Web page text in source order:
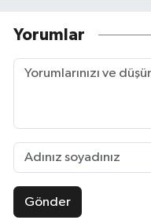
Yorumlar
Gönder